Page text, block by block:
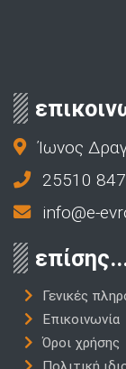
Ίωνος
25510
info@e-
Γενικές
Επικοινωνία
Όροι χρήσης